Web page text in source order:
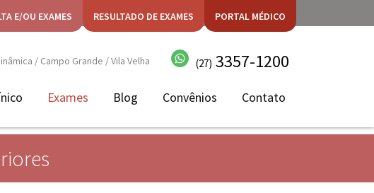
E/OU EXAMES RESULTADO DE EXAMES PORTAL MÉDICO
/ Campo Grande / Vila Velha (27) 3357-1200
Exames Blog Convênios Contato